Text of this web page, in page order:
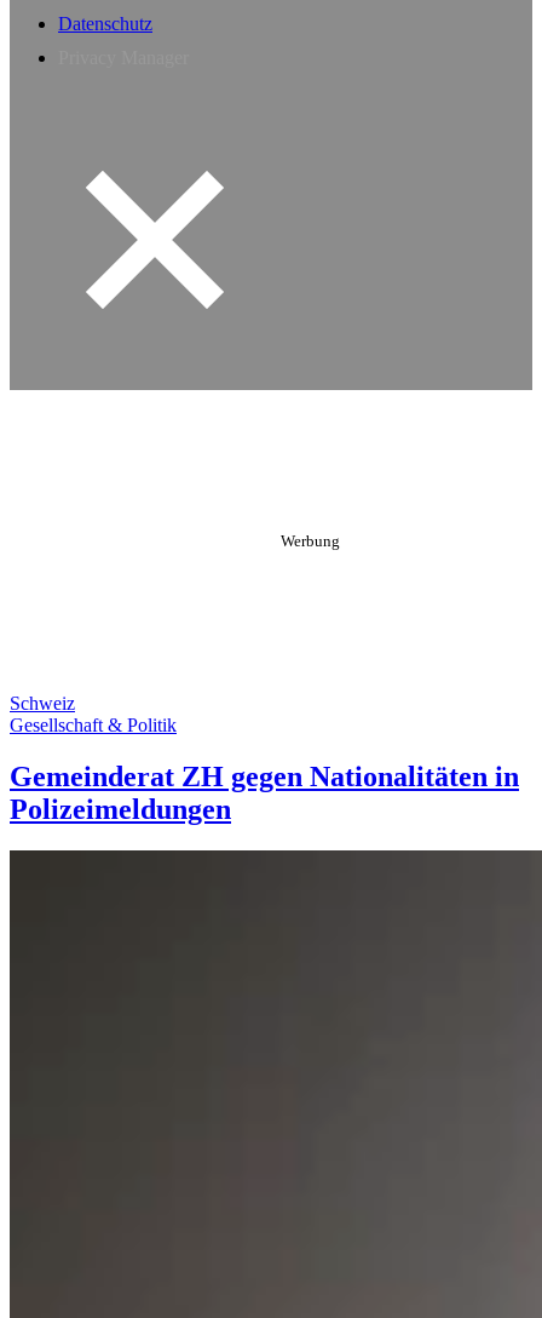
Datenschutz
Schweiz
Gesellschaft & Politik
Gemeinderat ZH gegen Nationalitäten in
Polizeimeldungen